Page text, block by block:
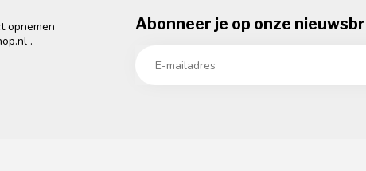
opnemen
.
Abonneer je op onze